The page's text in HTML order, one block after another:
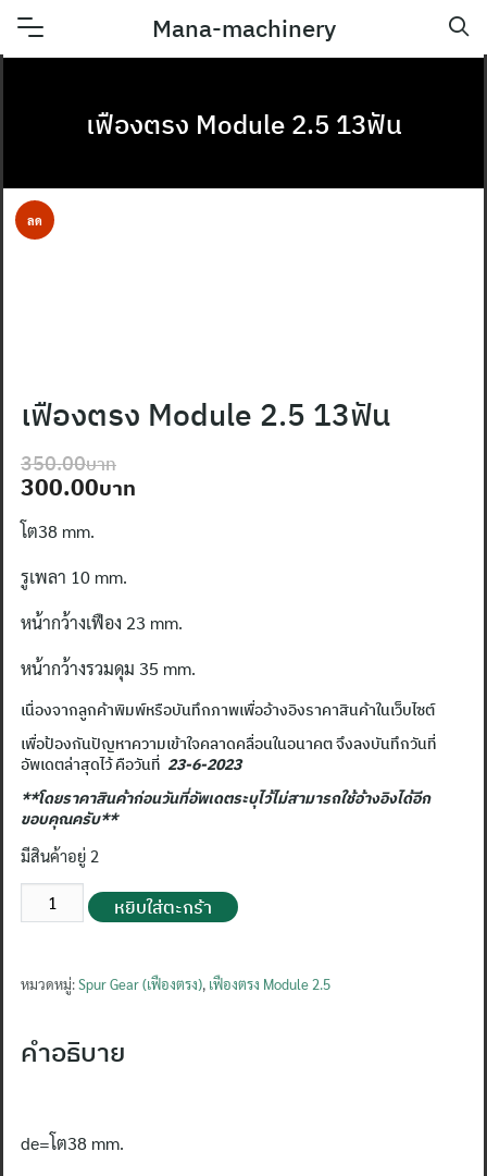
Skip
Mana-machinery
เฟืองตรง Module 2.5 13ฟัน
ลด
เฟืองตรง Module 2.5 13ฟัน
350.00
Original
price
was:
350.00฿.
300.00
โต38 mm.
รูเพลา 10 mm.
หน้ากว้างเฟือง 23 mm.
หน้ากว้างรวมดุม 35 mm.
เนื่องจากลูกค้าพิมพ์หรือบันทึกภาพเพื่ออ้างอิงราคาสินค้าในเว็บไซต์
เพื่อป้องกันปัญหาความเข้าใจคลาดคลื่อนในอนาคต จึงลงบันทึกวันที่
อัพเดตล่าสุดไว้ คือวันที่ 23-6-2023
**โดยราคาสินค้าก่อนวันที่อัพเดตระบุไว้ไม่สามารถใช้อ้างอิงได้อีก
ขอบคุณครับ**
มีสินค้าอยู่ 2
จำนวน
เฟือง
Module
13ฟัน
ชิ้น
หยิบใส่ตะกร้า
หมวดหมู่:Spur Gear (เฟืองตรง), เฟืองตรง Module 2.5
คำอธิบาย
de=โต38 mm.